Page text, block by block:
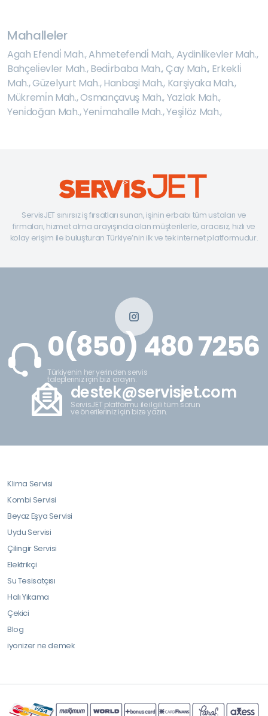
Mahalleler
Agah Efendi̇ Mah.,Ahmetefendi̇ Mah.,Aydinlikevler Mah.,
Bahçeli̇evler Mah.,Bedi̇rbaba Mah.,Çay Mah., Erkekli̇
Mah.,Güzelyurt Mah.,Hanbaşi Mah., Karşiyaka Mah.,
Mükremi̇n Mah.,Osmançavuş Mah.,Yazlak Mah.,
Yeni̇doğan Mah.,Yeni̇mahalle Mah.,Yeşi̇löz Mah.,
ServisJET sınırsız iş fırsatları sunan, işinin erbabı tüm ustaları ve
firmaları, hizmet alma arayışında olan müşterilerle, aracısız, hızlı ve
kolay erişim ile buluşturan Türkiye’nin ilk ve tek internet platformudur.
0(850) 480 7256
Türkiyenin her yerinden servis
talepleriniz için bizi arayın.
destek@servisjet.com
ServisJET platformu ile ilgili tüm sorun
ve önerileriniz için bize yazın.
Klima Servisi
Kombi Servisi
Beyaz Eşya Servisi
Uydu Servisi
Çilingir Servisi
Elektrikçi
Su Tesisatçısı
Halı Yıkama
Çekici
Blog
iyonizer ne demek